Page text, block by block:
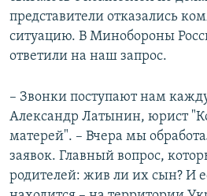
представители отказались
ситуацию. В Минобороны
ответили на наш запрос.
– Звонки поступают нам
Александр Латынин, юрист
матерей". – Вчера мы
заявок. Главный вопрос,
родителей: жив ли их сын? И